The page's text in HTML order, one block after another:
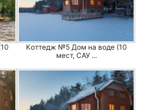
Коттедж №5 Дом на воде (10
мест, САУ ...